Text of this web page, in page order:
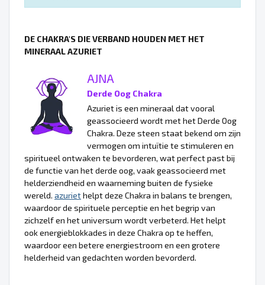
DE CHAKRA'S DIE VERBAND HOUDEN MET HET
MINERAAL AZURIET
AJNA
Derde Oog Chakra
Azuriet is een mineraal dat vooral
geassocieerd wordt met het Derde Oog
Chakra. Deze steen staat bekend om zijn
vermogen om intuïtie te stimuleren en
spiritueel ontwaken te bevorderen, wat perfect past bij
de functie van het derde oog, vaak geassocieerd met
helderziendheid en waarneming buiten de fysieke
wereld. azuriethelpt deze Chakra in balans te brengen,
waardoor de spirituele perceptie en het begrip van
zichzelf en het universum wordt verbeterd. Het helpt
ook energieblokkades in deze Chakra op te heffen,
waardoor een betere energiestroom en een grotere
helderheid van gedachten worden bevorderd.